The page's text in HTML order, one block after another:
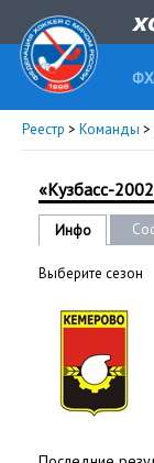
Реестр > Команды
«Кузбасс-
Инфо
Выберите сезон